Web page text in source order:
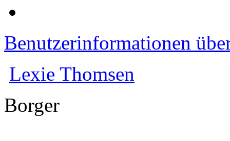
Benutzerinformationen
Lexie Thomsen
Borger